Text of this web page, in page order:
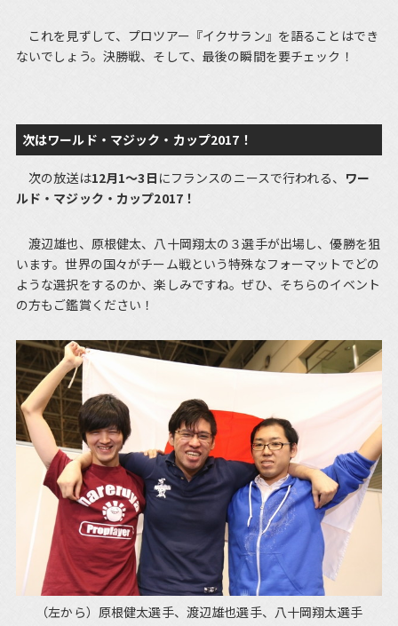
これを見ずして、プロツアー『イクサラン』を語ることはでき
ないでしょう。決勝戦、そして、最後の瞬間を要チェック！
次はワールド・マジック・カップ2017！
次の放送は12月1～3日 にフランスのニースで行われる、 ワー
ルド・マジック・カップ2017！
渡辺雄也、原根健太、八十岡翔太の３選手が出場し、優勝を狙
います。世界の国々がチーム戦という特殊なフォーマットでどの
ような選択をするのか、楽しみですね。ぜひ、そちらのイベント
の方もご鑑賞ください！
（左から）原根健太選手、渡辺雄也選手、八十岡翔太選手